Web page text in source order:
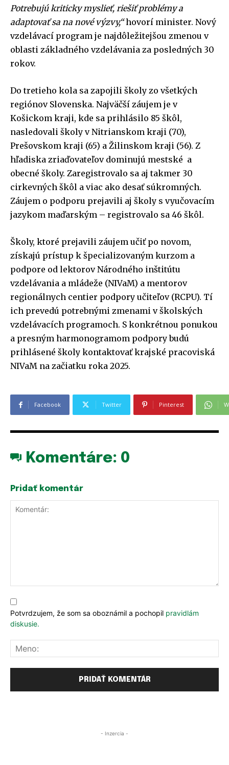
Potrebujú kriticky myslieť, riešiť problémy a
adaptovať sa na nové výzvy,“hovorí minister. Nový
vzdelávací program je najdôležitejšou zmenou v
oblasti základného vzdelávania za posledných 30
rokov.
Do tretieho kola sa zapojili školy zo všetkých
regiónov Slovenska. Najväčší záujem je v
Košickom kraji, kde sa prihlásilo 85 škôl,
nasledovali školy v Nitrianskom kraji (70),
Prešovskom kraji (65) a Žilinskom kraji (56). Z
hľadiska zriaďovateľov dominujú mestské a
obecné školy. Zaregistrovalo sa aj takmer 30
cirkevných škôl a viac ako desať súkromných.
Záujem o podporu prejavili aj školy s vyučovacím
jazykom maďarským – registrovalo sa 46 škôl.
Školy, ktoré prejavili záujem učiť po novom,
získajú prístup k špecializovaným kurzom a
podpore od lektorov Národného inštitútu
vzdelávania a mládeže (NIVaM) a mentorov
regionálnych centier podpory učiteľov (RCPU). Tí
ich prevedú potrebnými zmenami v školských
vzdelávacích programoch. S konkrétnou ponukou
a presným harmonogramom podpory budú
prihlásené školy kontaktovať krajské pracoviská
NIVaM na začiatku roka 2025.
Facebook Twitter Pinterest
Komentáre: 0
Pridať komentár
Potvrdzujem, že som sa oboznámil a pochopil pravidlám
diskusie.
- Inzercia -